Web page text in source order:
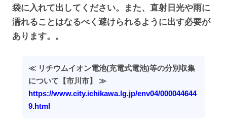
袋に入れて出してください。また、直射日光や雨に
濡れることはなるべく避けられるように出す必要が
あります。。
≪ リチウムイオン電池(充電式電池)等の分別収集
について【市川市】 ≫
https://www.city.ichikawa.lg.jp/env04/000044644
9.html